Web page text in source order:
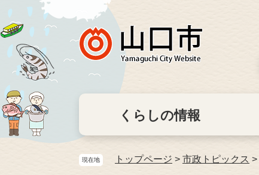
くらしの情報
現在地 トップページ > 市政トピックス >